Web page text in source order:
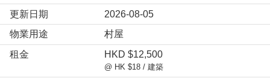
更新日期
2026-08-05
物業用途
村屋
租金
HKD $12,500
@ HK $18 / 建築